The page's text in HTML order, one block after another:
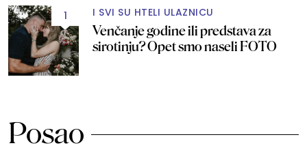
1 I SVI SU HTELI ULAZNICU
Venčanje godine ili predstava za
sirotinju? Opet smo naseli FOTO
Posao